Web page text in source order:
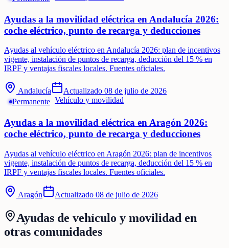
Ayudas a la movilidad eléctrica en Andalucía 2026:
coche eléctrico, punto de recarga y deducciones
Ayudas al vehículo eléctrico en Andalucía 2026: plan de incentivos
vigente, instalación de puntos de recarga, deducción del 15 % en
IRPF y ventajas fiscales locales. Fuentes oficiales.
Andalucía Actualizado 08 de julio de 2026
Permanente Vehículo y movilidad
Ayudas a la movilidad eléctrica en Aragón 2026:
coche eléctrico, punto de recarga y deducciones
Ayudas al vehículo eléctrico en Aragón 2026: plan de incentivos
vigente, instalación de puntos de recarga, deducción del 15 % en
IRPF y ventajas fiscales locales. Fuentes oficiales.
Aragón Actualizado 08 de julio de 2026
Ayudas de vehículo y movilidad en
otras comunidades